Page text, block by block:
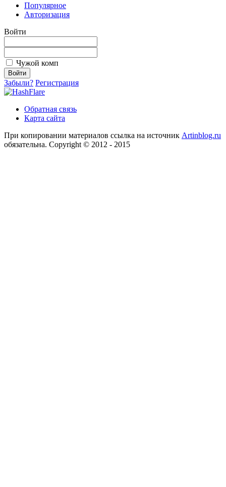
Популярное
Авторизация
Войти
Чужой комп
Забыли? Регистрация
Обратная связь
Карта сайта
При копировании материалов ссылка на источник Artinblog.ru
обязательна. Copyright © 2012 - 2015